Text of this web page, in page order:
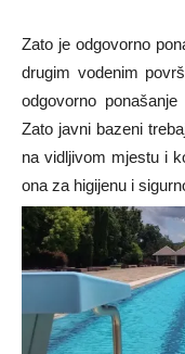
Zato je odgovorno
drugim vodenim
odgovorno
Zato javni bazeni
na vidljivom mjestu i
ona za higijenu i